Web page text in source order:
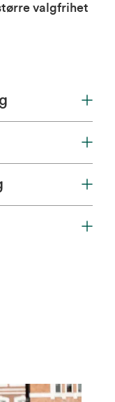
valgfrihet